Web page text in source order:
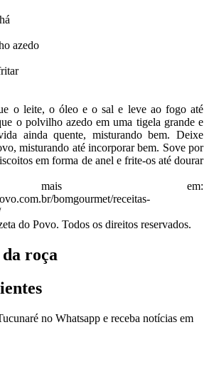
azedo
o leite, o óleo e o sal e leve ao fogo até
o polvilho azedo em uma tigela grande e
ainda quente, misturando bem. Deixe
misturando até incorporar bem. Sove por
em forma de anel e frite-os até dourar
em:
bomgourmet/receitas-
do Povo. Todos os direitos reservados.
roça
no Whatsapp e receba notícias em